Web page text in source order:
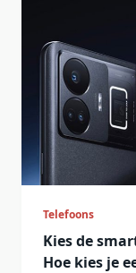
Telefoons
Kies de
Hoe kies je